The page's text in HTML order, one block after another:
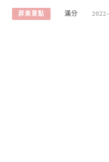
屏東景點 滿分